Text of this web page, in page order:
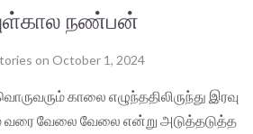
நண்பன்
on October 1, 2024
காலை எழுந்ததிலிருந்து இரவு
வரை வேலை வேலை என்று அடுத்தடுத்த